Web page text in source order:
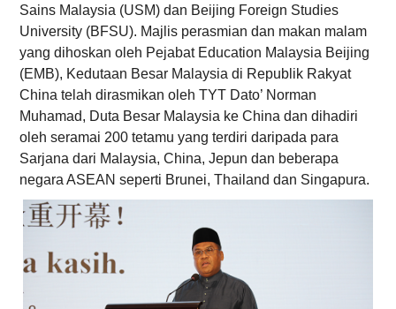
Sains Malaysia (USM) dan Beijing Foreign Studies
University (BFSU). Majlis perasmian dan makan malam
yang dihoskan oleh Pejabat Education Malaysia Beijing
(EMB), Kedutaan Besar Malaysia di Republik Rakyat
China telah dirasmikan oleh TYT Dato’ Norman
Muhamad, Duta Besar Malaysia ke China dan dihadiri
oleh seramai 200 tetamu yang terdiri daripada para
Sarjana dari Malaysia, China, Jepun dan beberapa
negara ASEAN seperti Brunei, Thailand dan Singapura.